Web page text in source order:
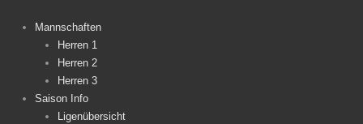
Mannschaften
Herren 1
Herren 2
Herren 3
Saison Info
Ligenübersicht